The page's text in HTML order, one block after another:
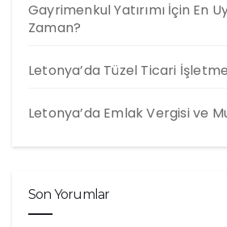
Gayrimenkul Yatırımı İçin En
Zaman?
Letonya’da Tüzel Ticari
Letonya’da Emlak Vergisi ve
Son Yorumlar